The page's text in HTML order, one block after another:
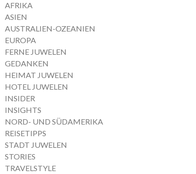
AFRIKA
ASIEN
AUSTRALIEN-OZEANIEN
EUROPA
FERNE JUWELEN
GEDANKEN
HEIMAT JUWELEN
HOTEL JUWELEN
INSIDER
INSIGHTS
NORD- UND SÜDAMERIKA
REISETIPPS
STADT JUWELEN
STORIES
TRAVELSTYLE